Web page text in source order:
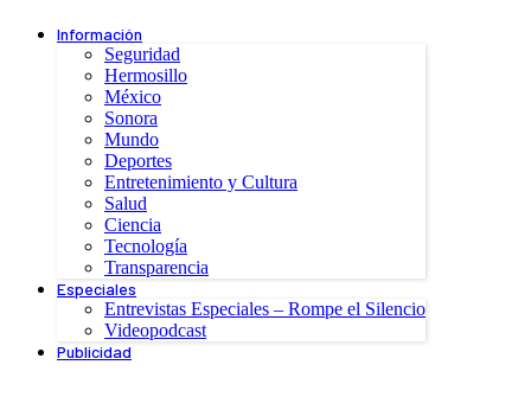
Información
Seguridad
Hermosillo
México
Sonora
Mundo
Deportes
Entretenimiento y Cultura
Salud
Ciencia
Tecnología
Transparencia
Especiales
Entrevistas Especiales – Rompe el Silencio
Videopodcast
Publicidad